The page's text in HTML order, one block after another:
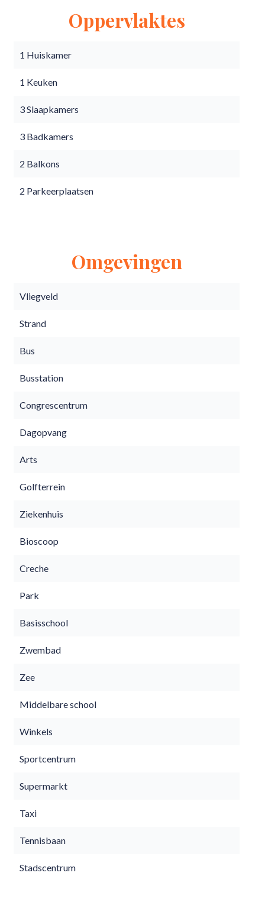
Oppervlaktes
1 Huiskamer
1 Keuken
3 Slaapkamers
3 Badkamers
2 Balkons
2 Parkeerplaatsen
Omgevingen
Vliegveld
Strand
Bus
Busstation
Congrescentrum
Dagopvang
Arts
Golfterrein
Ziekenhuis
Bioscoop
Creche
Park
Basisschool
Zwembad
Zee
Middelbare school
Winkels
Sportcentrum
Supermarkt
Taxi
Tennisbaan
Stadscentrum